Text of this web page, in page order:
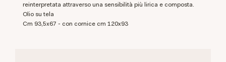
reinterpretata attraverso una sensibilità più lirica e composta.
olio su tela
cm 93,5x67 - con cornice cm 120x93